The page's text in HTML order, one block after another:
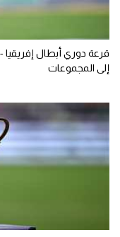
قرعة دوري أبطال إفريقيا -
إلى المجموعات